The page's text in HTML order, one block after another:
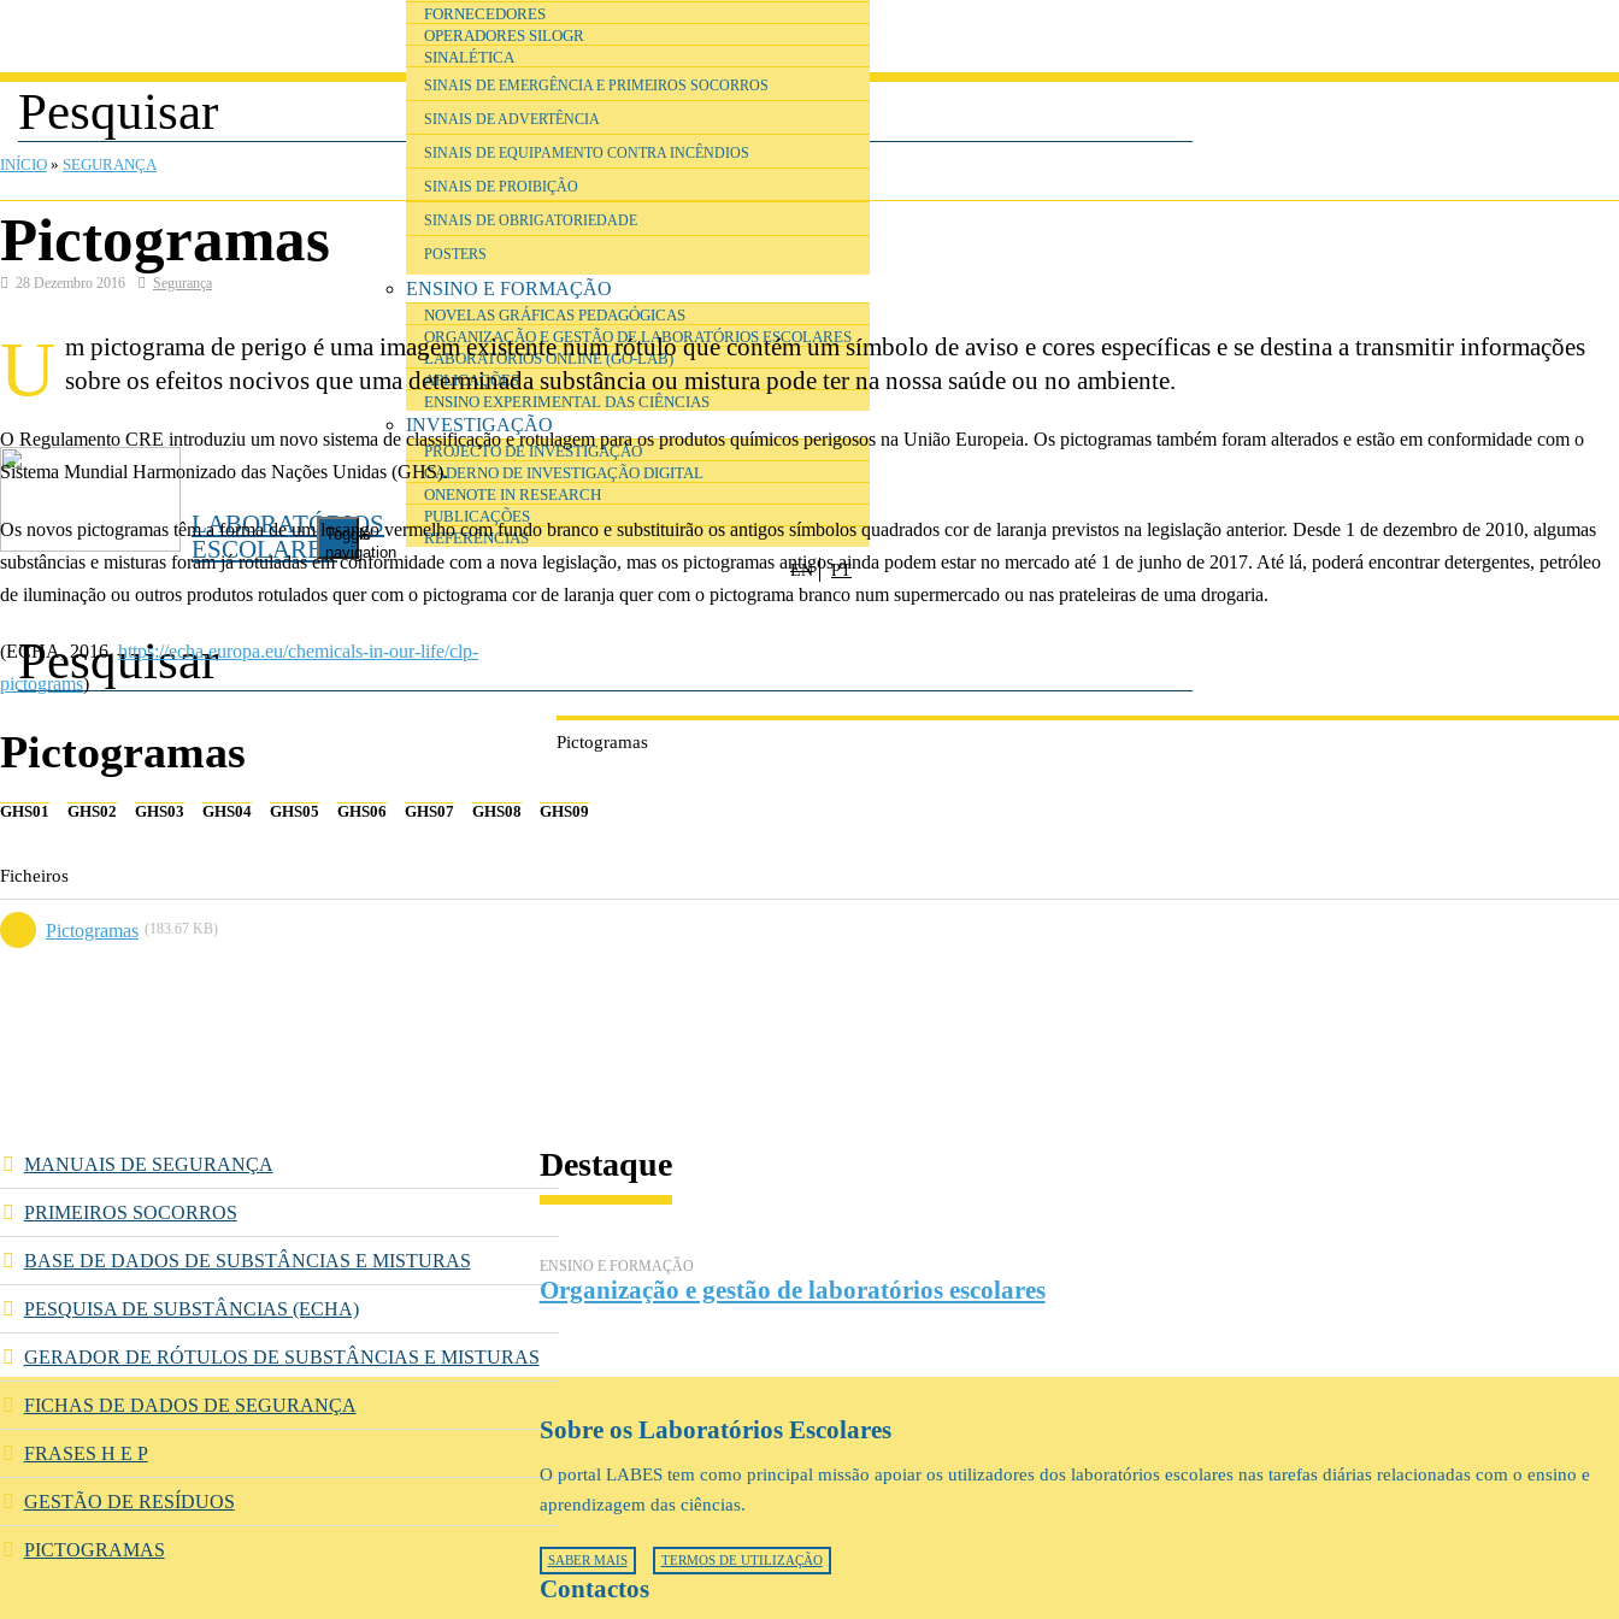
LABORATÓRIOS
ESCOLARES
Toggle
navigation
FORNECEDORES
OPERADORES SILOGR
SINALÉTICA
SINAIS DE EMERGÊNCIA E PRIMEIROS SOCORROS
SINAIS DE ADVERTÊNCIA
SINAIS DE EQUIPAMENTO CONTRA INCÊNDIOS
SINAIS DE PROIBIÇÃO
SINAIS DE OBRIGATORIEDADE
POSTERS
ENSINO E FORMAÇÃO
NOVELAS GRÁFICAS PEDAGÓGICAS
ORGANIZAÇÃO E GESTÃO DE LABORATÓRIOS ESCOLARES
LABORATÓRIOS ONLINE (GO-LAB)
APLICAÇÕES
ENSINO EXPERIMENTAL DAS CIÊNCIAS
INVESTIGAÇÃO
PROJECTO DE INVESTIGAÇÃO
CADERNO DE INVESTIGAÇÃO DIGITAL
ONENOTE IN RESEARCH
PUBLICAÇÕES
REFERÊNCIAS
EN PT
ESTÁ AQUI
INÍCIO » SEGURANÇA
Pictogramas
28 Dezembro 2016 Segurança
U m pictograma de perigo é uma imagem existente num rótulo que contém um símbolo de aviso e cores específicas e se destina a transmitir informações
sobre os efeitos nocivos que uma determinada substância ou mistura pode ter na nossa saúde ou no ambiente.
O Regulamento CRE introduziu um novo sistema de classificação e rotulagem para os produtos químicos perigosos na União Europeia. Os pictogramas também foram alterados e estão em conformidade com o
Sistema Mundial Harmonizado das Nações Unidas (GHS).
Os novos pictogramas têm a forma de um losango vermelho com fundo branco e substituirão os antigos símbolos quadrados cor de laranja previstos na legislação anterior. Desde 1 de dezembro de 2010, algumas
substâncias e misturas foram já rotuladas em conformidade com a nova legislação, mas os pictogramas antigos ainda podem estar no mercado até 1 de junho de 2017. Até lá, poderá encontrar detergentes, petróleo
de iluminação ou outros produtos rotulados quer com o pictograma cor de laranja quer com o pictograma branco num supermercado ou nas prateleiras de uma drogaria.
Pictogramas
(ECHA, 2016,https://echa.europa.eu/chemicals-in-our-life/clp-
pictograms)
Pictogramas
GHS01 GHS02 GHS03 GHS04 GHS05 GHS06 GHS07 GHS08 GHS09
Ficheiros
Pictogramas (183.67 KB)
MANUAIS DE SEGURANÇA
PRIMEIROS SOCORROS
BASE DE DADOS DE SUBSTÂNCIAS E MISTURAS
PESQUISA DE SUBSTÂNCIAS (ECHA)
GERADOR DE RÓTULOS DE SUBSTÂNCIAS E MISTURAS
FICHAS DE DADOS DE SEGURANÇA
FRASES H E P
GESTÃO DE RESÍDUOS
PICTOGRAMAS
Destaque
ENSINO E FORMAÇÃO
Organização e gestão de laboratórios escolares
Sobre os Laboratórios Escolares
O portal LABES tem como principal missão apoiar os utilizadores dos laboratórios escolares nas tarefas diárias relacionadas com o ensino e
aprendizagem das ciências.
SABER MAIS TERMOS DE UTILIZAÇÃO
Contactos